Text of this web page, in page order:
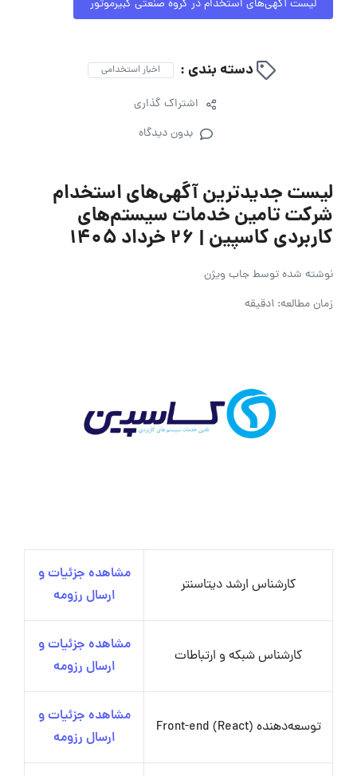
لیست آگهی‌های استخدام در گروه صنعتی کبیرموتور
دسته بندی : اخبار استخدامی
اشتراک گذاری
بدون دیدگاه
لیست جدیدترین آگهی‌های استخدام
شرکت تامین خدمات سیستم‌های
کاربردی کاسپین | ۲۶ خرداد ۱۴۰۵
نوشته شده توسطجاب ویژن
زمان مطالعه: 1دقیقه
کارشناس ارشد دیتاسنتر
مشاهده جزئیات و
ارسال رزومه
کارشناس شبکه و ارتباطات
مشاهده جزئیات و
ارسال رزومه
توسعه‌دهنده Front-end (React)
مشاهده جزئیات و
ارسال رزومه